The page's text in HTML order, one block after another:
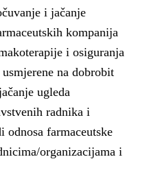
i jačanje
kompanija
i osiguranja
na dobrobit
ugleda
radnika i
farmaceutske
organizacijama i